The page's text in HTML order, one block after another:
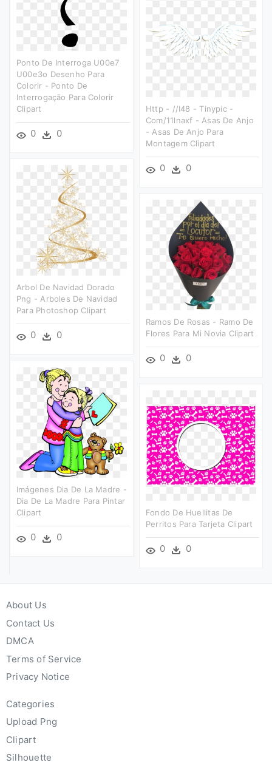
Ponto De Interroga U00e7
U00e3o Desenho Para
Colorir - Ponto De
Interrogação Para Colorir
Clipart
0 0
Http - //i48 - Tinypic -
Com/11lnaxf - Asas De Anjo
- Asas De Anjo Para
Montagem Clipart
0 0
Arbol De Navidad Dorado
Png - Arboles De Navidad
Para Photoshop Clipart
0 0
Ramos De Rosas - Ramo De
Flores Para Mi Novia Clipart
0 0
Imágenes Dia De La Madre -
Dia De La Madre Para Pintar
Clipart
0 0
Fondo De Huellitas De
Perritos Para Tarjeta Clipart
0 0
About Us
Contact Us
DMCA
Terms of Service
Privacy Notice
Categories
Upload Png
Clipart
Silhouette